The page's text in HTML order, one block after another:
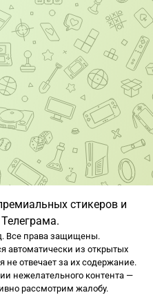
стикеров и
Все права защищены.
автоматически из открытых
отвечает за их содержание.
нежелательного контента —
рассмотрим жалобу.